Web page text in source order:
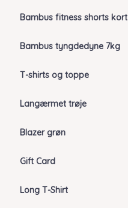
Bambus fitness shorts kort
Bambus tyngdedyne 7kg
T-shirts og toppe
Langærmet trøje
Blazer grøn
Gift Card
Long T-Shirt